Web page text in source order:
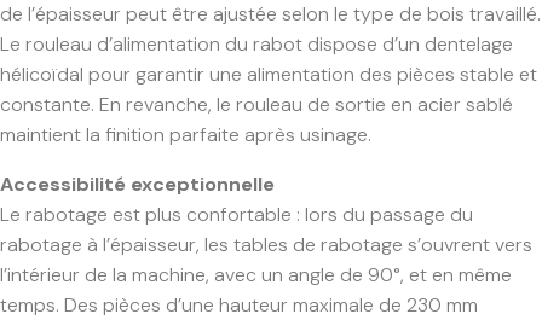
de l’épaisseur peut être ajustée selon le type de bois travaillé.
Le rouleau d’alimentation du rabot dispose d’un dentelage
hélicoïdal pour garantir une alimentation des pièces stable et
constante. En revanche, le rouleau de sortie en acier sablé
maintient la finition parfaite après usinage.
Accessibilité exceptionnelle
Le rabotage est plus confortable : lors du passage du
rabotage à l’épaisseur, les tables de rabotage s’ouvrent vers
l’intérieur de la machine, avec un angle de 90°, et en même
temps. Des pièces d’une hauteur maximale de 230 mm